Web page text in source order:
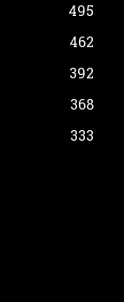
495
462
392
368
333